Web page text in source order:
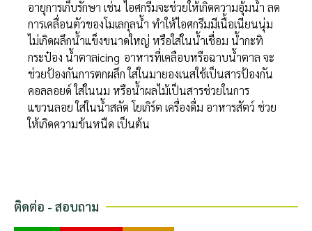
อายุการเก็บรักษา เช่น ไอศกรีมจะช่วยให้เกิดความอุ้มน้ำ ลด
การเคลื่อนตัวของโมเลกุลน้ำ ทำให้ไอศกรีมมีเนื้อเนียนนุ่ม
ไม่เกิดผลึกน้ำแข็งขนาดใหญ่ หรือใส่ในน้ำเชื่อม น้ำกะทิ
กระป๋อง น้ำตาลicing อาหารที่เคลือบหรือฉาบน้ำตาล จะ
ช่วยป้องกันการตกผลึก ใส่ในมายองเนสใช้เป็นสารป้องกัน
คอลลอยด์ ใส่ในนม หรือน้ำผลไม้เป็นสารช่วยในการ
แขวนลอย ใส่ในน้ำสลัด โยเกิร์ต เครื่องดื่ม อาหารสัตว์ ช่วย
ให้เกิดความข้นหนืด เป็นต้น
ติดต่อ - สอบถาม